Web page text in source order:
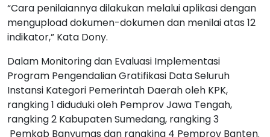
“Cara penilaiannya dilakukan melalui aplikasi dengan
mengupload dokumen-dokumen dan menilai atas 12
indikator,” Kata Dony.
Dalam Monitoring dan Evaluasi Implementasi
Program Pengendalian Gratifikasi Data Seluruh
Instansi Kategori Pemerintah Daerah oleh KPK,
rangking 1 diduduki oleh Pemprov Jawa Tengah,
rangking 2 Kabupaten Sumedang, rangking 3
Pemkab Banyumas dan rangking 4 Pemprov Banten.